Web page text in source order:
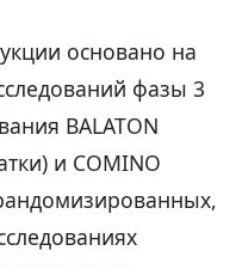
основано на
фазы 3
BALATON
и COMINO